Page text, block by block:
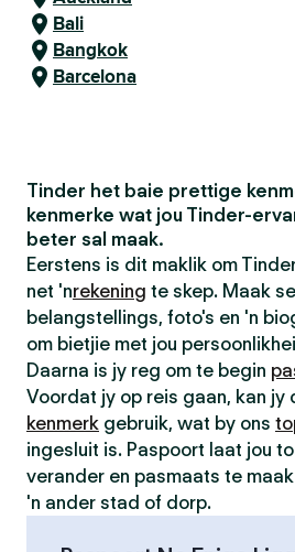
Bali
Bangkok
Barcelona
Tinder het baie prettige
kenmerke wat jou Tinder-
beter sal maak.
Eerstens is dit maklik om
net 'nrekening te skep. Maak
belangstellings, foto's en 'n
om bietjie met jou
Daarna is jy reg om te begin
Voordat jy op reis gaan, kan jy
kenmerk gebruik, wat by ons
ingesluit is. Paspoort laat jou
verander en pasmaats te
'n ander stad of dorp.